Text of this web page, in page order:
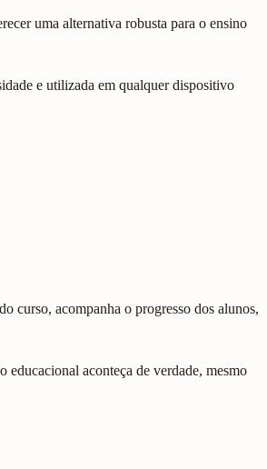
uma alternativa robusta para o ensino
e utilizada em qualquer dispositivo
curso, acompanha o progresso dos alunos,
aconteça de verdade, mesmo